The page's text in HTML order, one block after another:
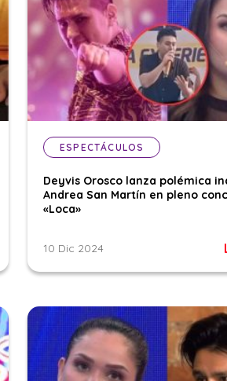
ESPECTÁCULOS
Deyvis Orosco lanza polémica
Andrea San Martín en pleno
«Loca»
10 Dic 2024